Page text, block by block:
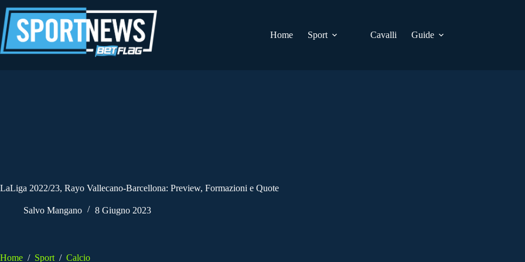
al
contenuto
Home
Sport Cavalli Guide
LaLiga 2022/23, Rayo Vallecano-Barcellona: Preview, Formazioni e Quote
Salvo Mangano 8 Giugno 2023
Home / Sport / Calcio